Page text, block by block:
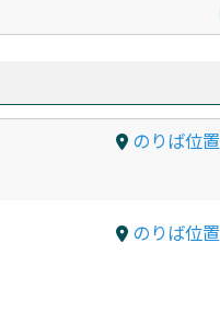
のりば位置
のりば位置